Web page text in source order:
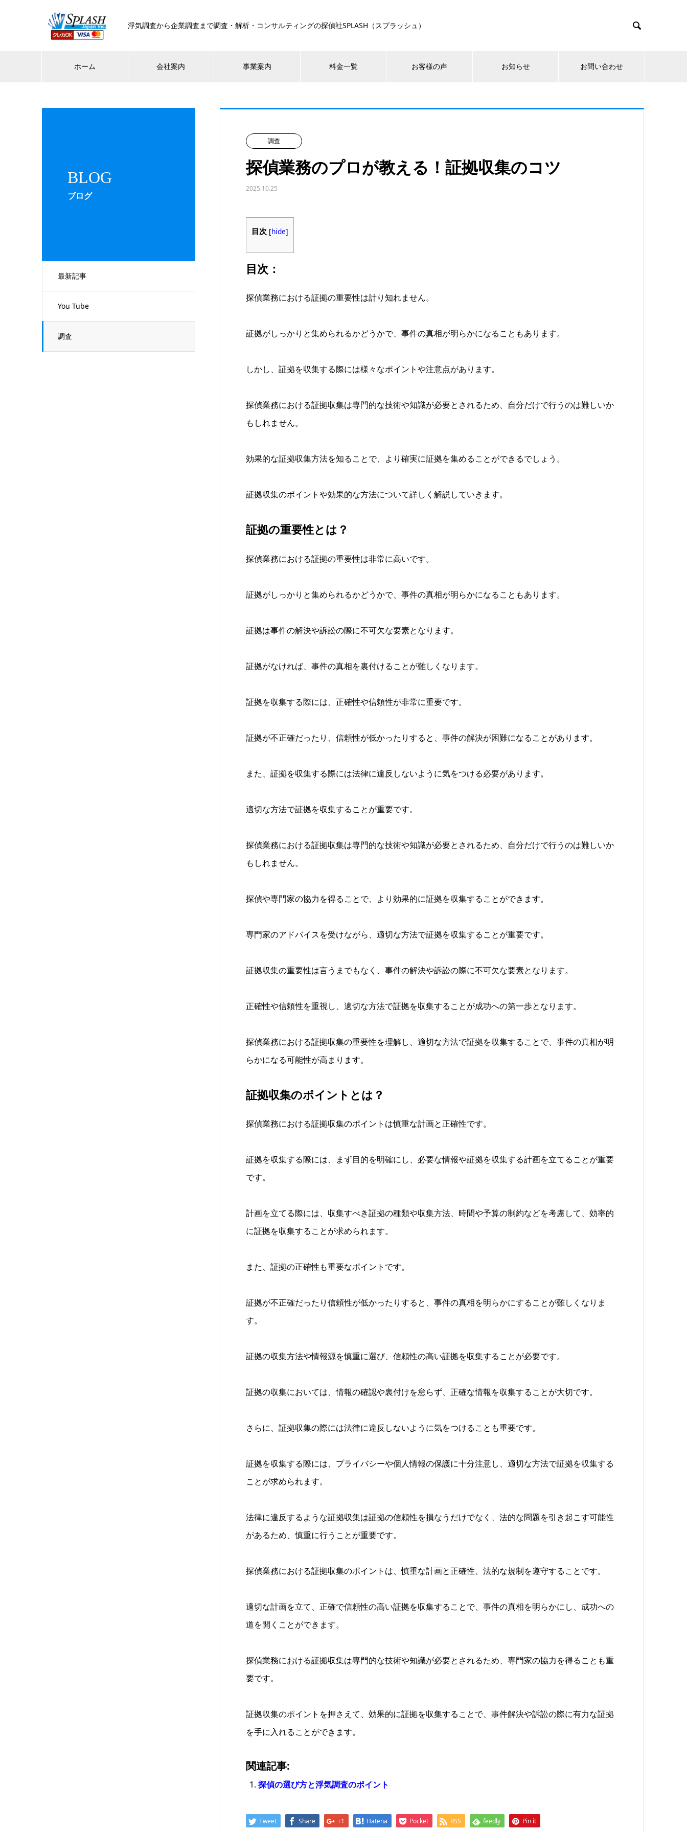
浮気調査から企業調査まで調査・解析・コンサルティングの探偵社SPLASH（スプラッシュ） 
ホーム 会社案内 事業案内 料金一覧 お客様の声 お知らせ お問い合わせ
BLOG
ブログ
最新記事
You Tube
調査
調査
探偵業務のプロが教える！証拠収集のコツ
2025.10.25
目次 [hide]
目次：
探偵業務における証拠の重要性は計り知れません。
証拠がしっかりと集められるかどうかで、事件の真相が明らかになることもあります。
しかし、証拠を収集する際には様々なポイントや注意点があります。
探偵業務における証拠収集は専門的な技術や知識が必要とされるため、自分だけで行うのは難しいか
もしれません。
効果的な証拠収集方法を知ることで、より確実に証拠を集めることができるでしょう。
証拠収集のポイントや効果的な方法について詳しく解説していきます。
証拠の重要性とは？
探偵業務における証拠の重要性は非常に高いです。
証拠がしっかりと集められるかどうかで、事件の真相が明らかになることもあります。
証拠は事件の解決や訴訟の際に不可欠な要素となります。
証拠がなければ、事件の真相を裏付けることが難しくなります。
証拠を収集する際には、正確性や信頼性が非常に重要です。
証拠が不正確だったり、信頼性が低かったりすると、事件の解決が困難になることがあります。
また、証拠を収集する際には法律に違反しないように気をつける必要があります。
適切な方法で証拠を収集することが重要です。
探偵業務における証拠収集は専門的な技術や知識が必要とされるため、自分だけで行うのは難しいか
もしれません。
探偵や専門家の協力を得ることで、より効果的に証拠を収集することができます。
専門家のアドバイスを受けながら、適切な方法で証拠を収集することが重要です。
証拠収集の重要性は言うまでもなく、事件の解決や訴訟の際に不可欠な要素となります。
正確性や信頼性を重視し、適切な方法で証拠を収集することが成功への第一歩となります。
探偵業務における証拠収集の重要性を理解し、適切な方法で証拠を収集することで、事件の真相が明
らかになる可能性が高まります。
証拠収集のポイントとは？
探偵業務における証拠収集のポイントは慎重な計画と正確性です。
証拠を収集する際には、まず目的を明確にし、必要な情報や証拠を収集する計画を立てることが重要
です。
計画を立てる際には、収集すべき証拠の種類や収集方法、時間や予算の制約などを考慮して、効率的
に証拠を収集することが求められます。
また、証拠の正確性も重要なポイントです。
証拠が不正確だったり信頼性が低かったりすると、事件の真相を明らかにすることが難しくなりま
す。
証拠の収集方法や情報源を慎重に選び、信頼性の高い証拠を収集することが必要です。
証拠の収集においては、情報の確認や裏付けを怠らず、正確な情報を収集することが大切です。
さらに、証拠収集の際には法律に違反しないように気をつけることも重要です。
証拠を収集する際には、プライバシーや個人情報の保護に十分注意し、適切な方法で証拠を収集する
ことが求められます。
法律に違反するような証拠収集は証拠の信頼性を損なうだけでなく、法的な問題を引き起こす可能性
があるため、慎重に行うことが重要です。
探偵業務における証拠収集のポイントは、慎重な計画と正確性、法的な規制を遵守することです。
適切な計画を立て、正確で信頼性の高い証拠を収集することで、事件の真相を明らかにし、成功への
道を開くことができます。
探偵業務における証拠収集は専門的な技術や知識が必要とされるため、専門家の協力を得ることも重
要です。
証拠収集のポイントを押さえて、効果的に証拠を収集することで、事件解決や訴訟の際に有力な証拠
を手に入れることができます。
関連記事:
探偵の選び方と浮気調査のポイント
Tweet Share +1 Hatena Pocket RSS feedly Pin it